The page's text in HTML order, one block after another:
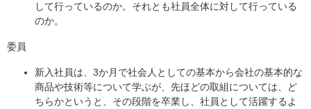
して行っているのか。それとも社員全体に対して行っている
のか。
委員
新入社員は、3か月で社会人としての基本から会社の基本的な
商品や技術等について学ぶが、先ほどの取組については、ど
ちらかというと、その段階を卒業し、社員として活躍するよ